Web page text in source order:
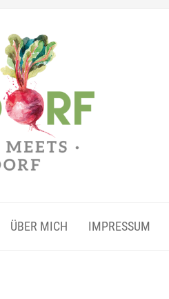
ÜBER MICH IMPRESSUM